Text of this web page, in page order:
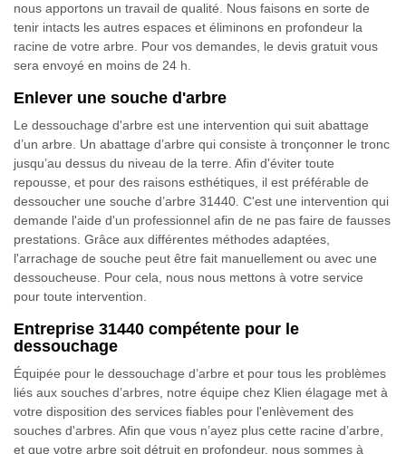
nous apportons un travail de qualité. Nous faisons en sorte de
tenir intacts les autres espaces et éliminons en profondeur la
racine de votre arbre. Pour vos demandes, le devis gratuit vous
sera envoyé en moins de 24 h.
Enlever une souche d'arbre
Le dessouchage d'arbre est une intervention qui suit abattage
d’un arbre. Un abattage d’arbre qui consiste à tronçonner le tronc
jusqu’au dessus du niveau de la terre. Afin d'éviter toute
repousse, et pour des raisons esthétiques, il est préférable de
dessoucher une souche d’arbre 31440. C'est une intervention qui
demande l'aide d'un professionnel afin de ne pas faire de fausses
prestations. Grâce aux différentes méthodes adaptées,
l'arrachage de souche peut être fait manuellement ou avec une
dessoucheuse. Pour cela, nous nous mettons à votre service
pour toute intervention.
Entreprise 31440 compétente pour le
dessouchage
Équipée pour le dessouchage d’arbre et pour tous les problèmes
liés aux souches d’arbres, notre équipe chez Klien élagage met à
votre disposition des services fiables pour l'enlèvement des
souches d'arbres. Afin que vous n’ayez plus cette racine d’arbre,
et que votre arbre soit détruit en profondeur, nous sommes à